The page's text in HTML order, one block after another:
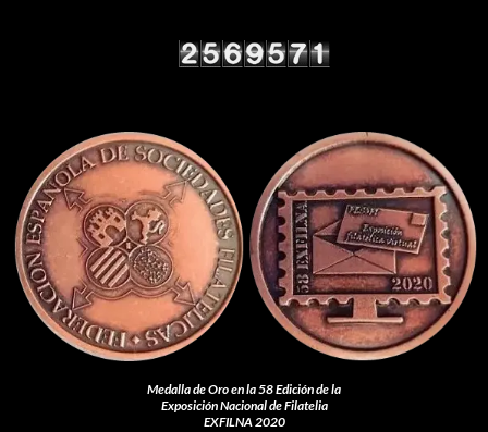
Medalla de Oro en la 58 Edición de la
Exposición Nacional de Filatelia
EXFILNA 2020